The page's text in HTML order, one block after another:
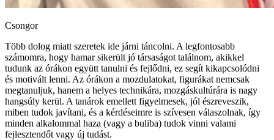
Csongor
Több dolog miatt szeretek ide járni táncolni. A legfontosabb
számomra, hogy hamar sikerült jó társaságot találnom, akikkel
tudunk az órákon együtt tanulni és fejlődni, ez segít kikapcsolódni
és motivált lenni. Az órákon a mozdulatokat, figurákat nemcsak
megtanuljuk, hanem a helyes technikára, mozgáskultúrára is nagy
hangsúly kerül. A tanárok emellett figyelmesek, jól észreveszik,
miben tudok javítani, és a kérdéseimre is szívesen válaszolnak, így
minden alkalommal haza (vagy a buliba) tudok vinni valami
fejlesztendőt vagy új tudást.